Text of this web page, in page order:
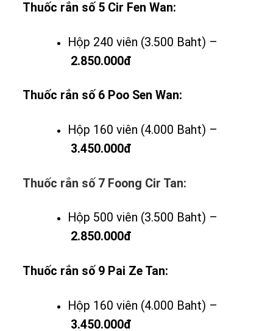
Thuốc rắn số 5 Cir Fen Wan:
Hộp 240 viên (3.500 Baht) –
2.850.000đ
Thuốc rắn số 6 Poo Sen Wan:
Hộp 160 viên (4.000 Baht) –
3.450.000đ
Thuốc rắn số 7 Foong Cir Tan:
Hộp 500 viên (3.500 Baht) –
2.850.000đ
Thuốc rắn số 9 Pai Ze Tan:
Hộp 160 viên (4.000 Baht) –
3.450.000đ